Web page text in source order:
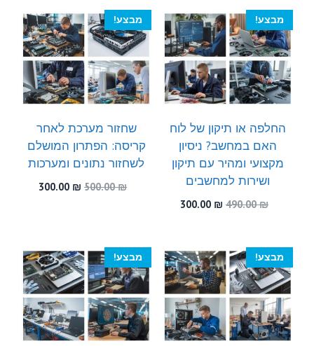
550.00 ₪.
300.00 ₪.
מבצע!
החלפה או תיקון של לוח
האם במחשב? ניסיון
מקצועי ומהיר עם תיקון
ושירות למחשבים
490.00₪
המחיר
300.00 ₪
300.00 ₪.
מבצע!
שחזור מערכת לאחר
קריסה: הפתרון המושלם
לשחזור נתונים ומערכות
500.00₪
המחיר
300.00 ₪
המחיר
מבצע! מבצע!